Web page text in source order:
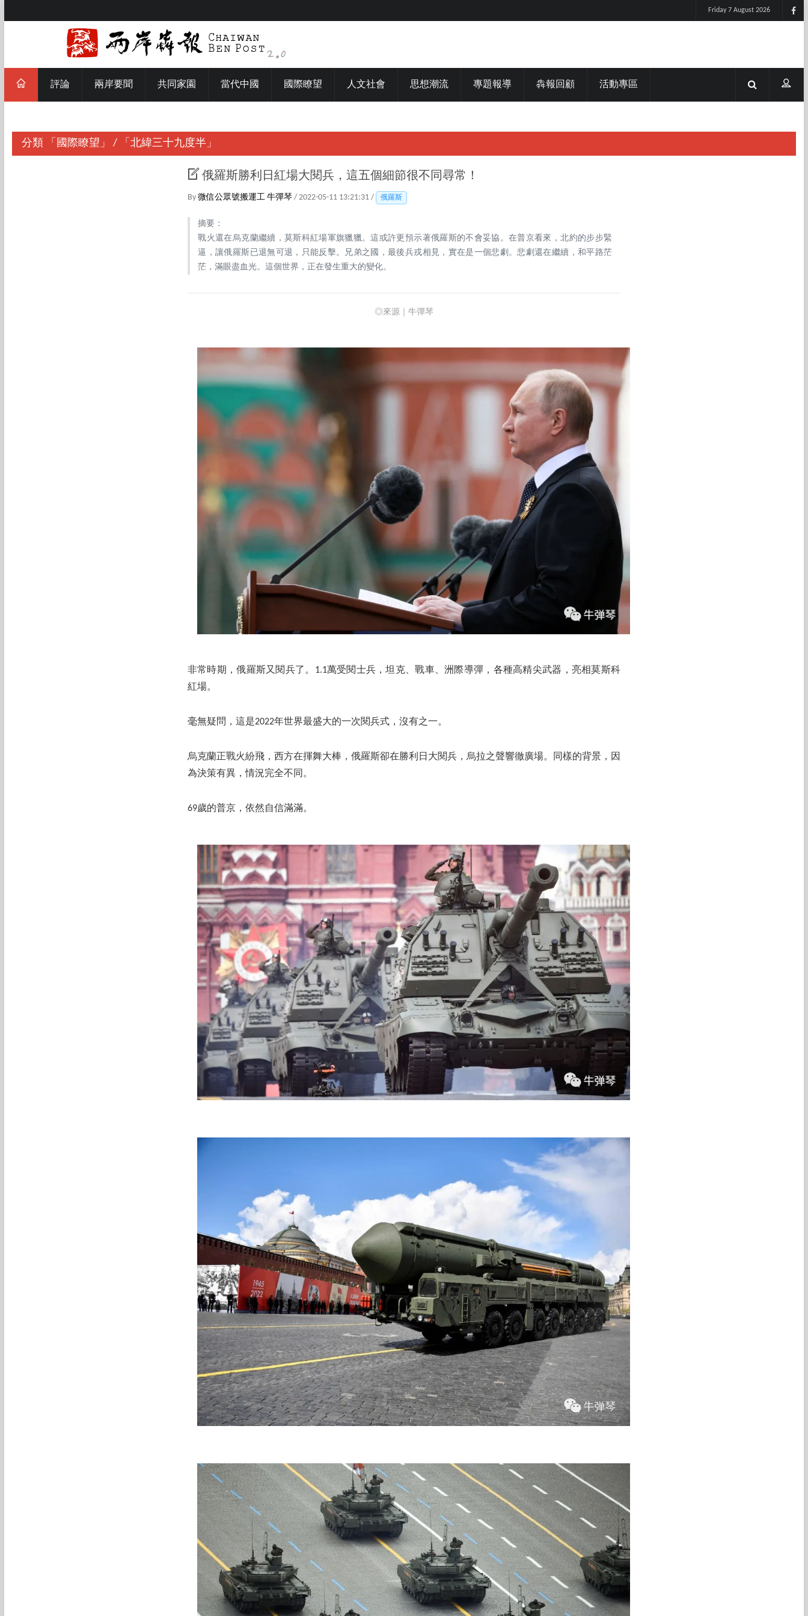
Friday 7 August 2026
評論 兩岸要聞 共同家園 當代中國 國際瞭望 人文社會 思想潮流 專題報導 犇報回顧 活動專區
分類 「國際瞭望」 / 「北緯三十九度半」
俄羅斯勝利日紅場大閱兵，這五個細節很不同尋常！
By 微信公眾號搬運工 牛彈琴 / 2022-05-11 13:21:31 / 俄羅斯
摘要：
戰火還在烏克蘭繼續，莫斯科紅場軍旗獵獵。這或許更預示著俄羅斯的不會妥協。在普京看來，北約的步步緊
逼，讓俄羅斯已退無可退，只能反擊。兄弟之國，最後兵戎相見，實在是一個悲劇。悲劇還在繼續，和平路茫
茫，滿眼盡血光。這個世界，正在發生重大的變化。
◎來源｜牛彈琴
非常時期，俄羅斯又閱兵了。1.1萬受閱士兵，坦克、戰車、洲際導彈，各種高精尖武器，亮相莫斯科
紅場。
毫無疑問，這是2022年世界最盛大的一次閱兵式，沒有之一。
烏克蘭正戰火紛飛，西方在揮舞大棒，俄羅斯卻在勝利日大閱兵，烏拉之聲響徹廣場。同樣的背景，因
為決策有異，情況完全不同。
69歲的普京，依然自信滿滿。